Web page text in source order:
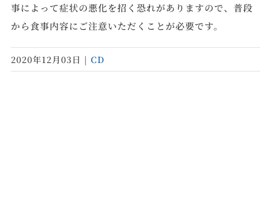
事によって症状の悪化を招く恐れがありますので、普段
から食事内容にご注意いただくことが必要です。
2020年12月03日 | CD